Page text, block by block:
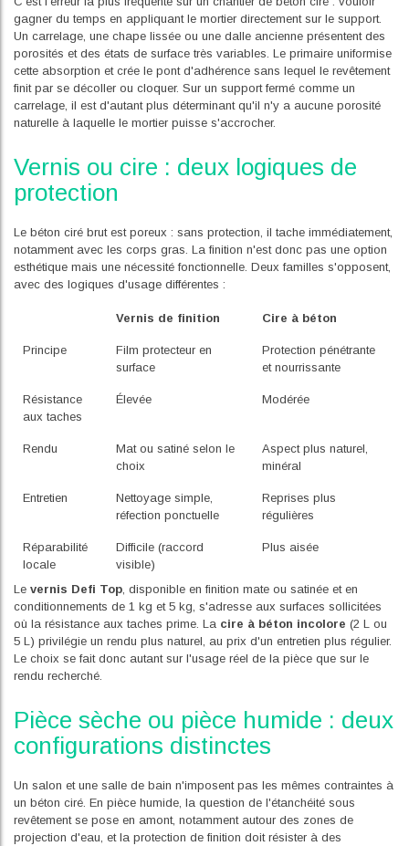
gagner du temps en appliquant le mortier directement sur le support.
Un carrelage, une chape lissée ou une dalle ancienne présentent des
porosités et des états de surface très variables. Le primaire uniformise
cette absorption et crée le pont d'adhérence sans lequel le revêtement
finit par se décoller ou cloquer. Sur un support fermé comme un
carrelage, il est d'autant plus déterminant qu'il n'y a aucune porosité
naturelle à laquelle le mortier puisse s'accrocher.
Vernis ou cire : deux logiques de
protection
Le béton ciré brut est poreux : sans protection, il tache immédiatement,
notamment avec les corps gras. La finition n'est donc pas une option
esthétique mais une nécessité fonctionnelle. Deux familles s'opposent,
avec des logiques d'usage différentes :
Vernis de finition Cire à béton
Principe
Film protecteur en
surface
Protection pénétrante
et nourrissante
Résistance
aux taches
Élevée Modérée
Rendu
Mat ou satiné selon le
choix
Aspect plus naturel,
minéral
Entretien
Nettoyage simple,
réfection ponctuelle
Reprises plus
régulières
Réparabilité
locale
Difficile (raccord
visible)
Plus aisée
Le vernis Defi Top, disponible en finition mate ou satinée et en
conditionnements de 1 kg et 5 kg, s'adresse aux surfaces sollicitées
où la résistance aux taches prime. La cire à béton incolore (2 L ou
5 L) privilégie un rendu plus naturel, au prix d'un entretien plus régulier.
Le choix se fait donc autant sur l'usage réel de la pièce que sur le
rendu recherché.
Pièce sèche ou pièce humide : deux
configurations distinctes
Un salon et une salle de bain n'imposent pas les mêmes contraintes à
un béton ciré. En pièce humide, la question de l'étanchéité sous
revêtement se pose en amont, notamment autour des zones de
projection d'eau, et la protection de finition doit résister à des